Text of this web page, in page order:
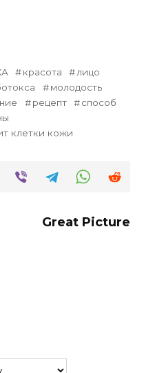
красота
лицо
молодость
рецепт
способ
клетки кожи
Great Picture